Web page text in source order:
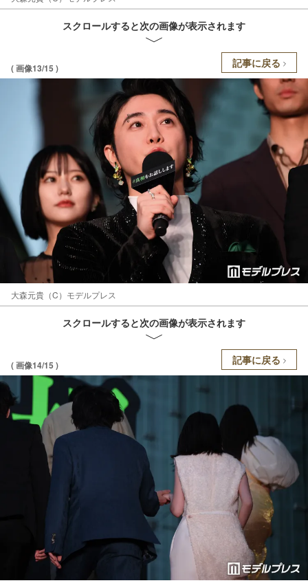
スクロールすると次の画像が表示されます
( 画像13/15 ) 記事に戻る
大森元貴（C）モデルプレス
スクロールすると次の画像が表示されます
( 画像14/15 ) 記事に戻る